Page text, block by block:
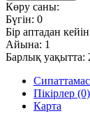
Көру саны:
Бүгін: 0
Бір аптадан
Айына: 1
Барлық уақытта:
Пікірлер (0)
Карта